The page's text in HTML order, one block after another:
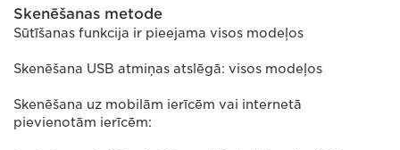
Skenēšanas metode
Sūtīšanas funkcija ir pieejama visos modeļos
Skenēšana USB atmiņas atslēgā: visos modeļos
Skenēšana uz mobilām ierīcēm vai internetā
pievienotām ierīcēm: